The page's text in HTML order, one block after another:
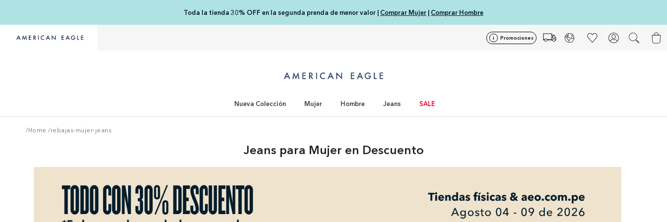
Toda la tienda 30% OFF en la segunda prenda de menor valor | Comprar Mujer | Comprar Hombre
Promociones
Nueva Colección Mujer Hombre Jeans SALE
/Home /rebajas-mujer-jeans
Jeans para Mujer en Descuento